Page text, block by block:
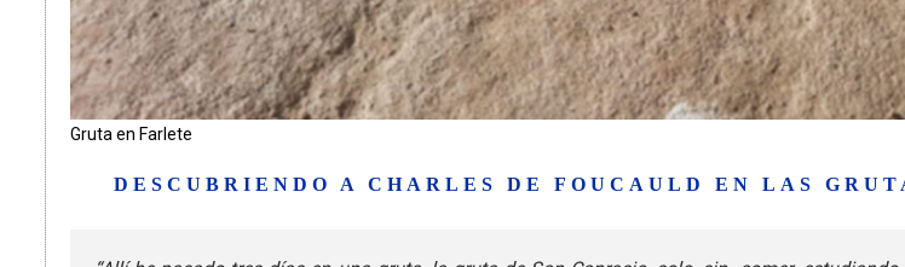
Gruta en Farlete
DESCUBRIENDO A CHARLES DE FOUCAULD EN LAS